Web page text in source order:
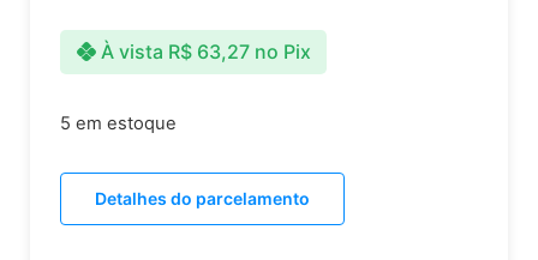
À vista R$63,27 no Pix
5 em estoque
Detalhes do parcelamento